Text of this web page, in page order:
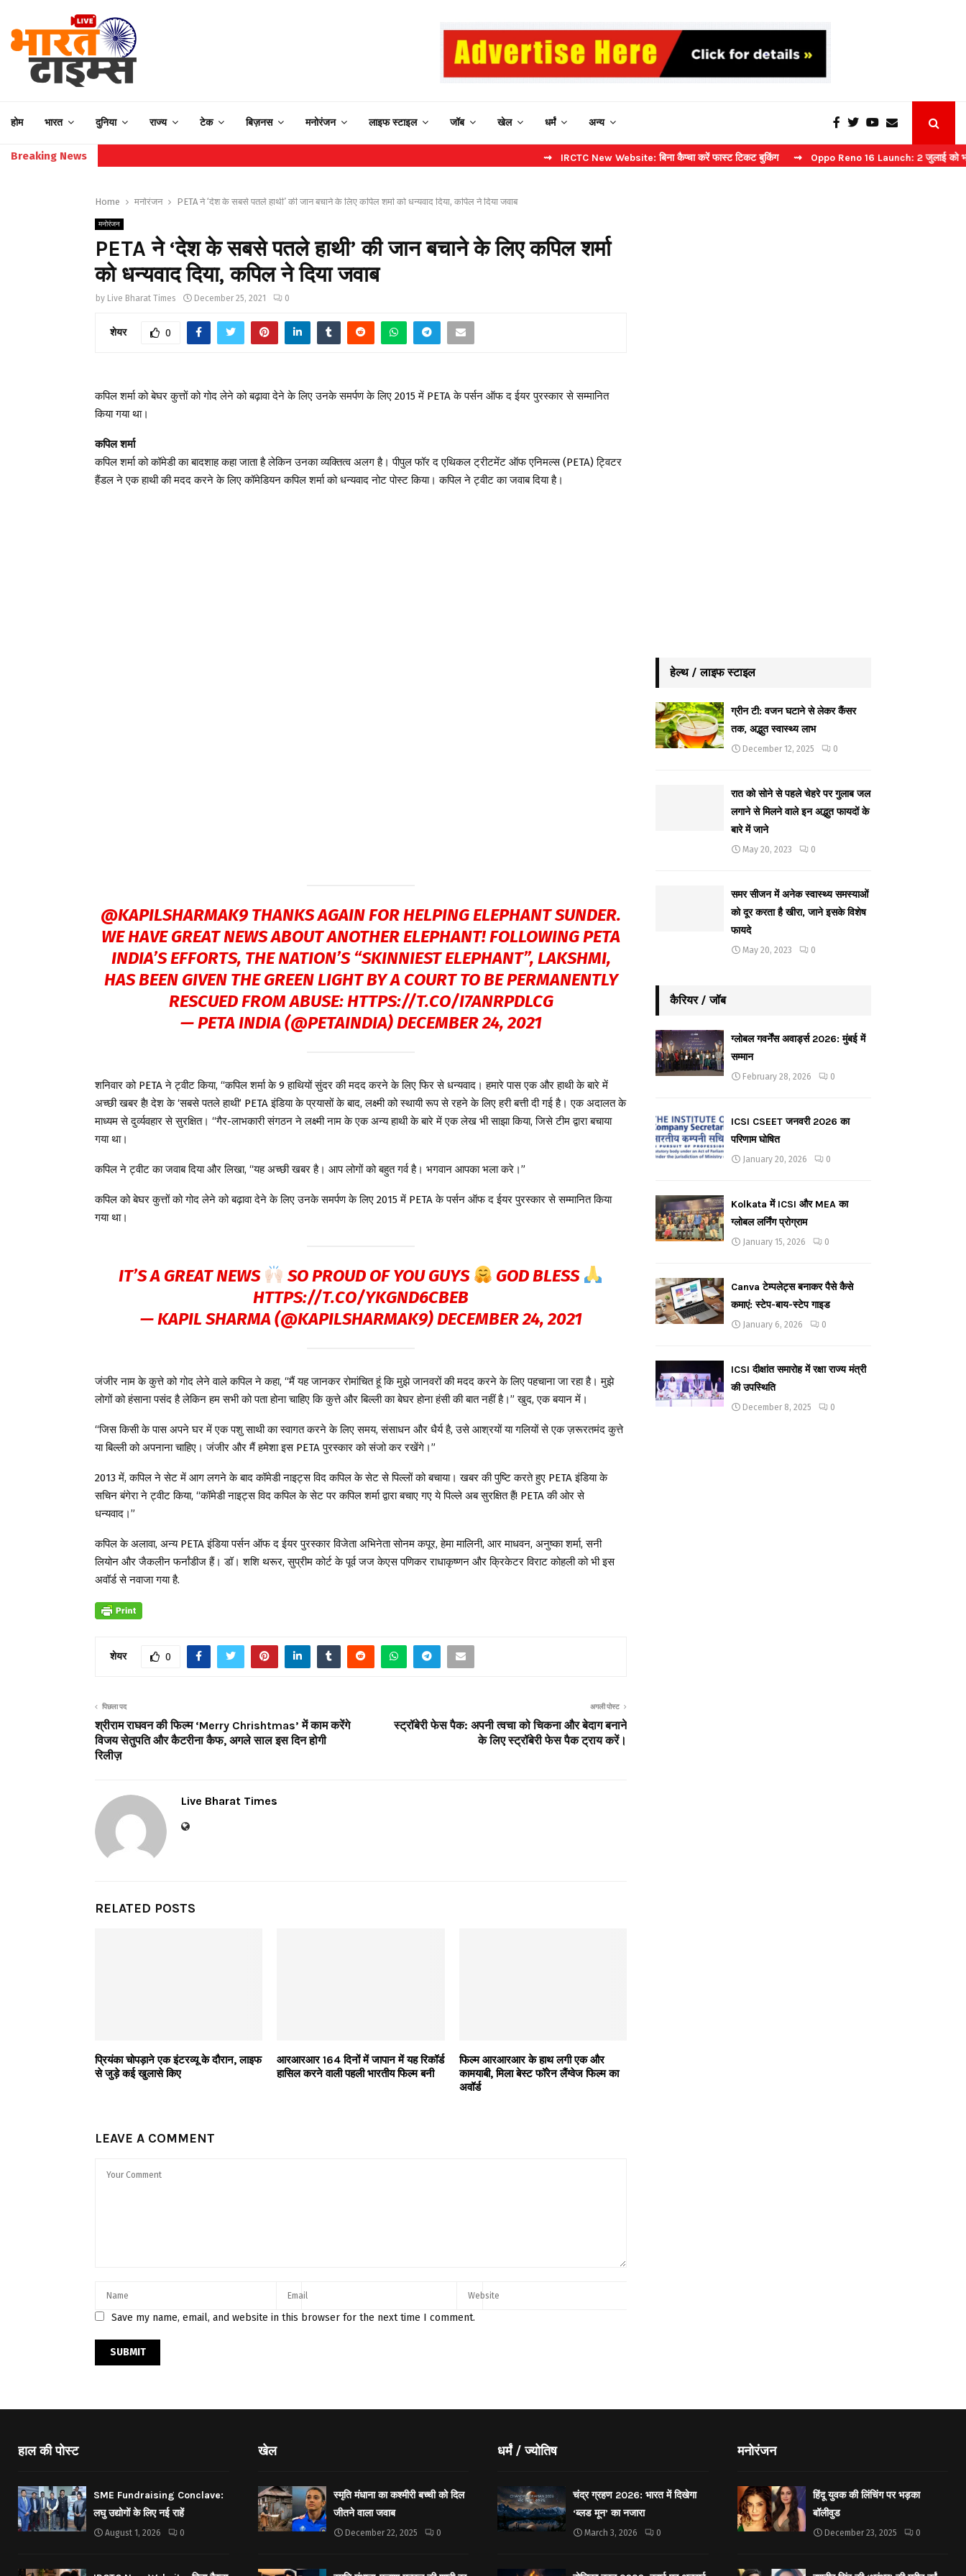
होम भारत दुनिया राज्य टेक बिज़नस मनोरंजन लाइफ स्टाइल जॉब खेल धर्मं अन्य
Breaking News ⇝ IRCTC New Website: बिना कैप्चा करें फास्ट टिकट बुकिंग ⇝ Oppo Reno 16 Launch: 2 जुलाई को भारत में मचेगा
Home मनोरंजन PETA ने ‘देश के सबसे पतले हाथी’ की जान बचाने के लिए कपिल शर्मा को धन्यवाद दिया, कपिल ने दिया जवाब
मनोरंजन
PETA ने ‘देश के सबसे पतले हाथी’ की जान बचाने के लिए कपिल शर्मा
को धन्यवाद दिया, कपिल ने दिया जवाब
by Live Bharat Times December 25, 2021 0
शेयर 0
कपिल शर्मा को बेघर कुत्तों को गोद लेने को बढ़ावा देने के लिए उनके समर्पण के लिए 2015 में PETA के पर्सन ऑफ द ईयर पुरस्कार से सम्मानित
किया गया था।
कपिल शर्मा
कपिल शर्मा को कॉमेडी का बादशाह कहा जाता है लेकिन उनका व्यक्तित्व अलग है। पीपुल फॉर द एथिकल ट्रीटमेंट ऑफ एनिमल्स (PETA) ट्विटर
हैंडल ने एक हाथी की मदद करने के लिए कॉमेडियन कपिल शर्मा को धन्यवाद नोट पोस्ट किया। कपिल ने ट्वीट का जवाब दिया है।
@KAPILSHARMAK9THANKS AGAIN FOR HELPING ELEPHANT SUNDER.
WE HAVE GREAT NEWS ABOUT ANOTHER ELEPHANT! FOLLOWING PETA
INDIA’S EFFORTS, THE NATION’S “SKINNIEST ELEPHANT”, LAKSHMI,
HAS BEEN GIVEN THE GREEN LIGHT BY A COURT TO BE PERMANENTLY
RESCUED FROM ABUSE:HTTPS://T.CO/I7ANRPDLCG
— PETA INDIA (@PETAINDIA)DECEMBER 24, 2021
शनिवार को PETA ने ट्वीट किया, “कपिल शर्मा के 9 हाथियों सुंदर की मदद करने के लिए फिर से धन्यवाद। हमारे पास एक और हाथी के बारे में
अच्छी खबर है! देश के ‘सबसे पतले हाथी’ PETA इंडिया के प्रयासों के बाद, लक्ष्मी को स्थायी रूप से रहने के लिए हरी बत्ती दी गई है। एक अदालत के
माध्यम से दुर्व्यवहार से सुरक्षित। “गैर-लाभकारी संगठन ने लक्ष्मी नाम के एक अन्य हाथी के बारे में एक लेख भी साझा किया, जिसे टीम द्वारा बचाया
गया था।
कपिल ने ट्वीट का जवाब दिया और लिखा, “यह अच्छी खबर है। आप लोगों को बहुत गर्व है। भगवान आपका भला करे।”
कपिल को बेघर कुत्तों को गोद लेने को बढ़ावा देने के लिए उनके समर्पण के लिए 2015 में PETA के पर्सन ऑफ द ईयर पुरस्कार से सम्मानित किया
गया था।
IT’S A GREAT NEWS SO PROUD OF YOU GUYS
GOD BLESS
HTTPS://T.CO/YKGND6CBEB
— KAPIL SHARMA (@KAPILSHARMAK9)DECEMBER 24, 2021
जंजीर नाम के कुत्ते को गोद लेने वाले कपिल ने कहा, “मैं यह जानकर रोमांचित हूं कि मुझे जानवरों की मदद करने के लिए पहचाना जा रहा है। मुझे
लोगों को हंसाना पसंद है लेकिन हम सभी को पता होना चाहिए कि कुत्ते और बिल्ली का बेघर होना हंसी की बात नहीं है।” खुद, एक बयान में।
“जिस किसी के पास अपने घर में एक पशु साथी का स्वागत करने के लिए समय, संसाधन और धैर्य है, उसे आश्रयों या गलियों से एक ज़रूरतमंद कुत्ते
या बिल्ली को अपनाना चाहिए। जंजीर और मैं हमेशा इस PETA पुरस्कार को संजो कर रखेंगे।”
2013 में, कपिल ने सेट में आग लगने के बाद कॉमेडी नाइट्स विद कपिल के सेट से पिल्लों को बचाया। खबर की पुष्टि करते हुए PETA इंडिया के
सचिन बंगेरा ने ट्वीट किया, “कॉमेडी नाइट्स विद कपिल के सेट पर कपिल शर्मा द्वारा बचाए गए ये पिल्ले अब सुरक्षित हैं! PETA की ओर से
धन्यवाद।”
कपिल के अलावा, अन्य PETA इंडिया पर्सन ऑफ द ईयर पुरस्कार विजेता अभिनेता सोनम कपूर, हेमा मालिनी, आर माधवन, अनुष्का शर्मा, सनी
लियोन और जैकलीन फर्नांडीज हैं। डॉ। शशि थरूर, सुप्रीम कोर्ट के पूर्व जज केएस पणिकर राधाकृष्णन और क्रिकेटर विराट कोहली को भी इस
अवॉर्ड से नवाजा गया है.
शेयर 0
पिछला पद
श्रीराम राघवन की फिल्म ‘Merry Chrishtmas’ में काम करेंगे
विजय सेतुपति और कैटरीना कैफ, अगले साल इस दिन होगी
रिलीज़
अगली पोस्ट
स्ट्रॉबेरी फेस पैक: अपनी त्वचा को चिकना और बेदाग बनाने
के लिए स्ट्रॉबेरी फेस पैक ट्राय करें।
Live Bharat Times
RELATED POSTS
प्रियंका चोपड़ाने एक इंटरव्यू के दौरान, लाइफ
से जुड़े कई खुलासे किए
आरआरआर 164 दिनों में जापान में यह रिकॉर्ड
हासिल करने वाली पहली भारतीय फिल्म बनी
फिल्म आरआरआर के हाथ लगी एक और
कामयाबी, मिला बेस्ट फॉरेन लैंग्वेज फिल्म का
अवॉर्ड
LEAVE A COMMENT
Save my name, email, and website in this browser for the next time I comment.
हेल्थ / लाइफ स्टाइल
ग्रीन टी: वजन घटाने से लेकर कैंसर
तक, अद्भुत स्वास्थ्य लाभ
December 12, 2025 0
रात को सोने से पहले चेहरे पर गुलाब जल
लगाने से मिलने वाले इन अद्भुत फायदों के
बारे में जाने
May 20, 2023 0
समर सीजन में अनेक स्वास्थ्य समस्याओं
को दूर करता है खीरा, जाने इसके विशेष
फायदे
May 20, 2023 0
कैरियर / जॉब
ग्लोबल गवर्नेंस अवार्ड्स 2026: मुंबई में
सम्मान
February 28, 2026 0
ICSI CSEET जनवरी 2026 का
परिणाम घोषित
January 20, 2026 0
Kolkata में ICSI और MEA का
ग्लोबल लर्निंग प्रोग्राम
January 15, 2026 0
Canva टेम्पलेट्स बनाकर पैसे कैसे
कमाएं: स्टेप-बाय-स्टेप गाइड
January 6, 2026 0
ICSI दीक्षांत समारोह में रक्षा राज्य मंत्री
की उपस्थिति
December 8, 2025 0
हाल की पोस्ट
SME Fundraising Conclave:
लघु उद्योगों के लिए नई राहें
August 1, 2026 0
खेल
स्मृति मंधाना का कश्मीरी बच्ची को दिल
जीतने वाला जवाब
December 22, 2025 0
धर्मं / ज्योतिष
चंद्र ग्रहण 2026: भारत में दिखेगा
‘ब्लड मून’ का नजारा
March 3, 2026 0
मनोरंजन
हिंदू युवक की लिंचिंग पर भड़का
बॉलीवुड
December 23, 2025 0